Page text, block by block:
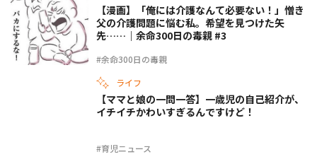
#余命300日の毒親
【漫画】「俺には介護なんて必要ない！」憎き
父の介護問題に悩む私。希望を見つけた矢
先……｜余命300日の毒親 #3
ライフ
#育児ニュース
【ママと娘の一問一答】一歳児の自己紹介が、
イチイチかわいすぎるんですけど！